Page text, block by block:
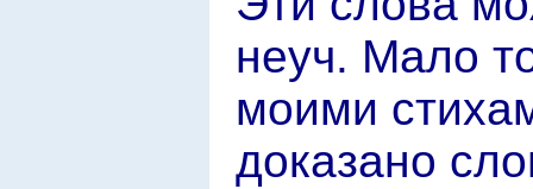
неуч. Мало
моими
доказано